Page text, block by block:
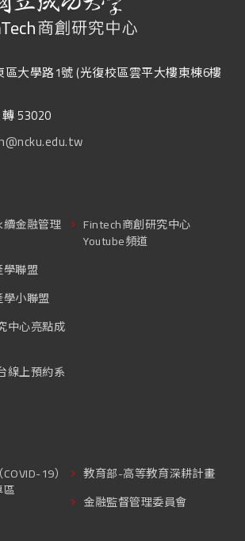
區大學路1號 (光復校區雲平大樓東棟6樓
53020
金融管理
聯盟
小聯盟
中心亮點成
線上預約系
Fintech商創研究中心
Youtube頻道
19）
教育部-高等教育深耕計畫
金融監督管理委員會